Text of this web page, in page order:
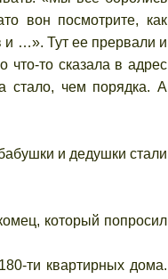
вон посмотрите, как
и …». Тут ее прервали и
что-то сказала в адрес
стало, чем порядка. А
и дедушки стали
который попросил
ти квартирных дома.